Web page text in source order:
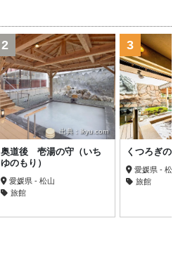
出典：ikyu.com
2
奥道後 壱湯の守（いち
ゆのもり）
愛媛県 - 松山
旅館
3
くつろぎ
愛媛県 - 松
旅館